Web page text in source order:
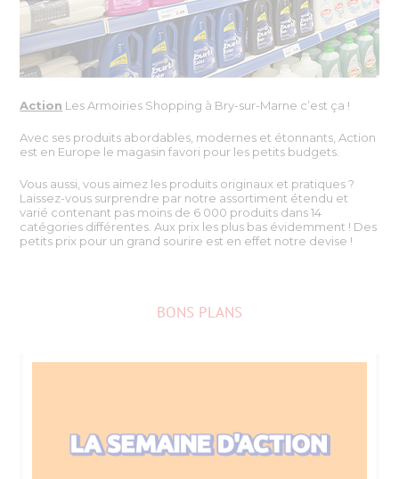
Action Les Armoiries Shopping à Bry-sur-Marne c’est ça !
Avec ses produits abordables, modernes et étonnants, Action
est en Europe le magasin favori pour les petits budgets.
Vous aussi, vous aimez les produits originaux et pratiques ?
Laissez-vous surprendre par notre assortiment étendu et
varié contenant pas moins de 6 000 produits dans 14
catégories différentes. Aux prix les plus bas évidemment ! Des
petits prix pour un grand sourire est en effet notre devise !
BONS PLANS